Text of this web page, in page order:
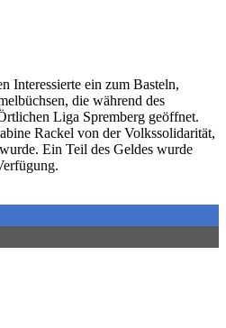
Interessierte ein zum Basteln,
die während des
Liga Spremberg geöffnet.
Rackel von der Volkssolidarität,
Ein Teil des Geldes wurde